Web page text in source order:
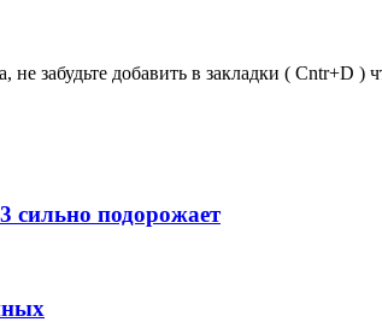
не забудьте добавить в закладки ( Cntr+D
сильно подорожает